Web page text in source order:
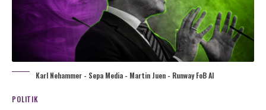
Karl Nehammer - Sepa Media - Martin Juen - Runway FoB AI
POLITIK